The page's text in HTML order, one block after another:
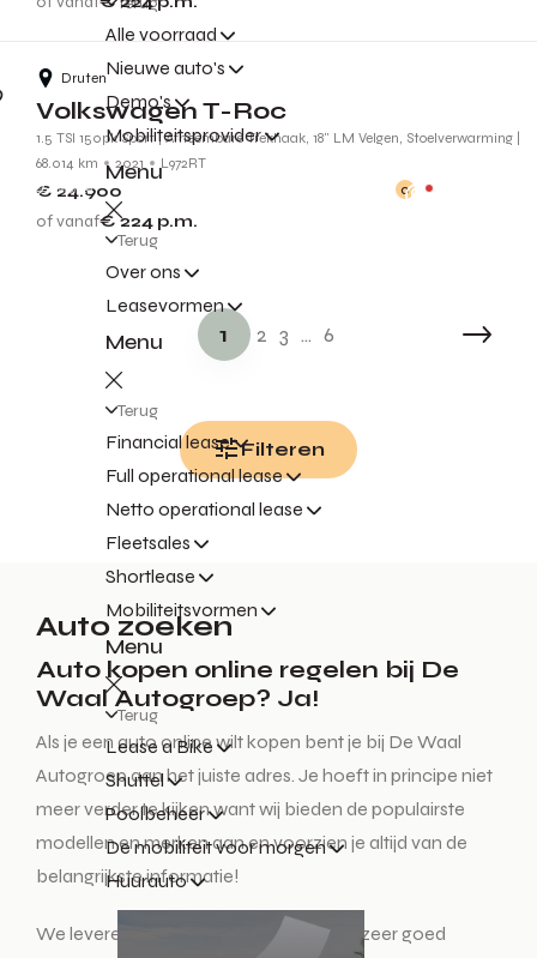
Alle voorraad
Nieuwe auto's
Demo's
Mobiliteitsprovider
Menu
Terug
Over ons
Leasevormen
Menu
Terug
Financial lease
Full operational lease
Netto operational lease
Fleetsales
Shortlease
Mobiliteitsvormen
Menu
Terug
Lease a Bike
Shuttel
Poolbeheer
De mobiliteit voor morgen
Huurauto
0
Druten
Volkswagen T-Roc
1.5 TSI 150pk Sport | Afneembare Trekhaak, 18" LM Velgen, Stoelverwarming |
68.014 km
2021 L972RT
€ 24.900
of vanaf€ 224 p.m.
1 2 3 ... 6
Filteren
Auto zoeken
Auto kopen online regelen bij De
Waal Autogroep? Ja!
Als je een auto online wilt kopen bent je bij De Waal
Autogroep aan het juiste adres. Je hoeft in principe niet
meer verder te kijken want wij bieden de populairste
modellen en merken aan en voorzien je altijd van de
belangrijkste informatie!
We leveren kwalitatieve occasions, elk zeer goed